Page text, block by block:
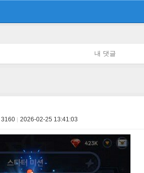
내 댓글
3160 2026-02-25 13:41:03